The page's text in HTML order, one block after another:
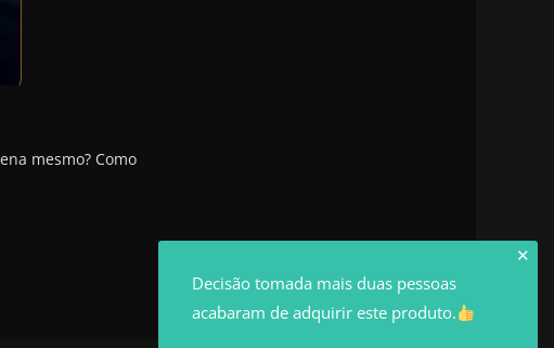
mesmo? Como
✕
Decisão tomada mais duas pessoas
acabaram de adquirir este produto.